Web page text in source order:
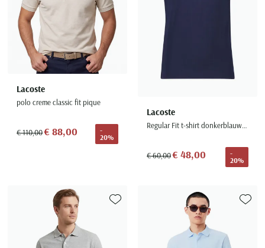
Lacoste
polo creme classic fit pique
€ 110,00€ 88,00
-
20%
Lacoste
Regular Fit t-shirt donkerblauw effen
€ 60,00€ 48,00
-
20%
Toevoegen aan favorieten